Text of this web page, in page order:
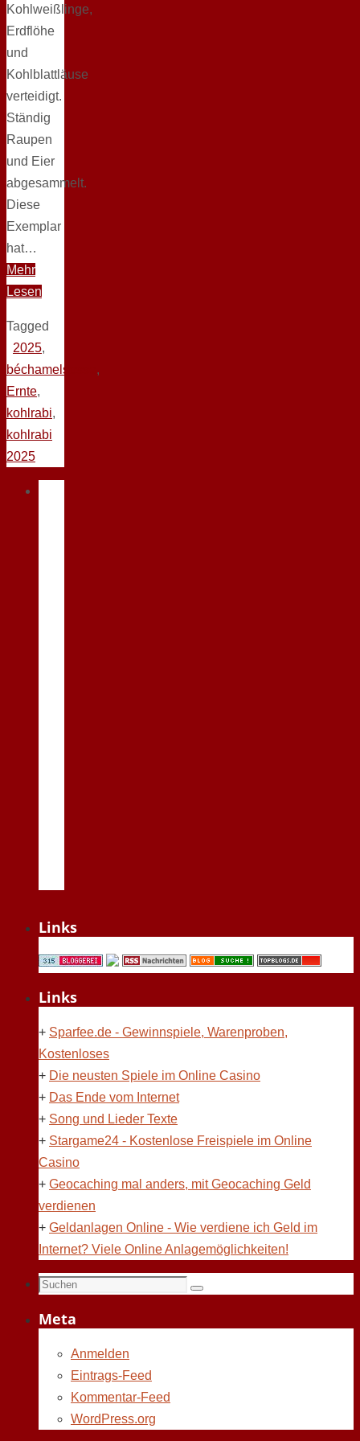
Kohlweißlinge,
Erdflöhe
und
Kohlblattläuse
verteidigt.
Ständig
Raupen
und Eier
abgesammelt.
Diese
Exemplar
hat…
Mehr
Lesen
Tagged
2025,
béchamelsosse ,
Ernte,
kohlrabi,
kohlrabi
2025
Links
Links
+ Sparfee.de - Gewinnspiele, Warenproben,
Kostenloses
+ Die neusten Spiele im Online Casino
+ Das Ende vom Internet
+ Song und Lieder Texte
+ Stargame24 - Kostenlose Freispiele im Online
Casino
+ Geocaching mal anders, mit Geocaching Geld
verdienen
+ Geldanlagen Online - Wie verdiene ich Geld im
Internet? Viele Online Anlagemöglichkeiten!
Suchen
Suchen
Meta
Anmelden
Eintrags-Feed
Kommentar-Feed
WordPress.org